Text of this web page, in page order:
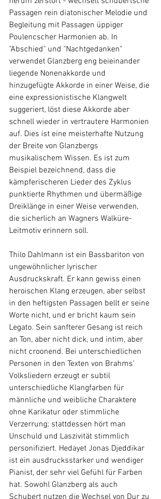
Passagen rein diatonischer Melodie und
Begleitung mit Passagen üppiger
Poulencscher Harmonien ab. In
"Abschied" und "Nachtgedanken"
verwendet Glanzberg eng beieinander
liegende Nonenakkorde und
hinzugefügte Akkorde in einer Weise, die
eine expressionistische Klangwelt
suggeriert, löst diese Akkorde aber
schnell wieder in vertrautere Harmonien
auf. Dies ist eine meisterhafte Nutzung
der Breite von Glanzbergs
musikalischem Wissen. Es ist zum
Beispiel bezeichnend, dass die
kämpferischeren Lieder des Zyklus
punktierte Rhythmen und übermäßige
Dreiklänge in einer Weise verwenden,
die sicherlich an Wagners Walküre-
Leitmotiv erinnern soll.
Thilo Dahlmann ist ein Bassbariton von
ungewöhnlicher lyrischer
Ausdruckskraft. Er kann gewiss einen
heroischen Klang erzeugen, aber selbst
in den heftigsten Passagen bellt er seine
Worte nicht, und er bricht kaum sein
Legato. Sein sanfterer Gesang ist reich
an Ton, aber nicht dick, und intim, aber
nicht croonend. Bei unterschiedlichen
Personen in den Texten von Brahms'
Volksliedern erzeugt er subtil
unterschiedliche Klangfarben für
männliche und weibliche Charaktere
ohne Karikatur oder stimmliche
Verzerrung; stattdessen hört man
Unschuld und Laszivität stimmlich
personifiziert. Hedayet Jonas Djeddikar
ist ein ausdrucksstarker und wendiger
Pianist, der sehr viel Gefühl für Farben
hat. Sowohl Glanzberg als auch
Schubert nutzen die Wechsel von Dur zu